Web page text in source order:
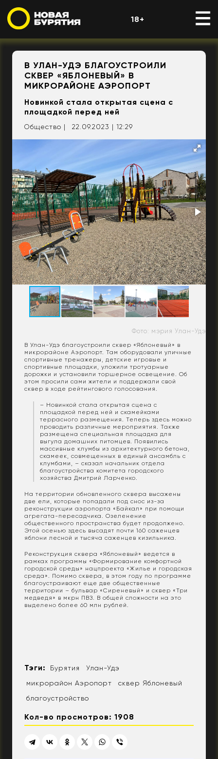
18+
В УЛАН-УДЭ БЛАГОУСТРОИЛИ
СКВЕР «ЯБЛОНЕВЫЙ» В
МИКРОРАЙОНЕ АЭРОПОРТ
Новинкой стала открытая сцена с
площадкой перед ней
Общество | 22.09.2023 | 12:29
Фото: мэрия Улан-Удэ
В Улан-Удэ благоустроили сквер «Яблоневый» в
микрорайоне Аэропорт. Там оборудовали уличные
спортивные тренажеры, детские игровые и
спортивные площадки, уложили тротуарные
дорожки и установили торшерное освещение. Об
этом просили сами жители и поддержали свой
сквер в ходе рейтингового голосования.
– Новинкой стала открытая сцена с
площадкой перед ней и скамейками
террасного размещения. Теперь здесь можно
проводить различные мероприятия. Также
размещена специальная площадка для
выгула домашних питомцев. Появились
массивные клумбы из архитектурного бетона,
скамеек, совмещенных в единый ансамбль с
клумбами, – сказал начальник отдела
благоустройства комитета городского
хозяйства Дмитрий Ларченко.
На территории обновленного сквера высажены
две ели, которые попадали под снос из-за
реконструкции аэропорта «Байкал» при помощи
агрегата-пересадчика. Озеленение
общественного пространства будет продолжено.
Этой осенью здесь высадят почти 160 саженцев
яблони лесной и тысяча саженцев кизильника.
Реконструкция сквера «Яблоневый» ведется в
рамках программы «Формирование комфортной
городской среды» нацпроекта «Жилье и городская
среда». Помимо сквера, в этом году по программе
благоустраивают еще две общественные
территории – бульвар «Сиреневый» и сквер «Три
медведя» в мкрн ПВЗ. В общей сложности на это
выделено более 60 млн рублей.
Тэги: Бурятия
Улан-Удэ
микрорайон Аэропорт
сквер Яблоневый
благоустройство
Кол-во просмотров: 1908